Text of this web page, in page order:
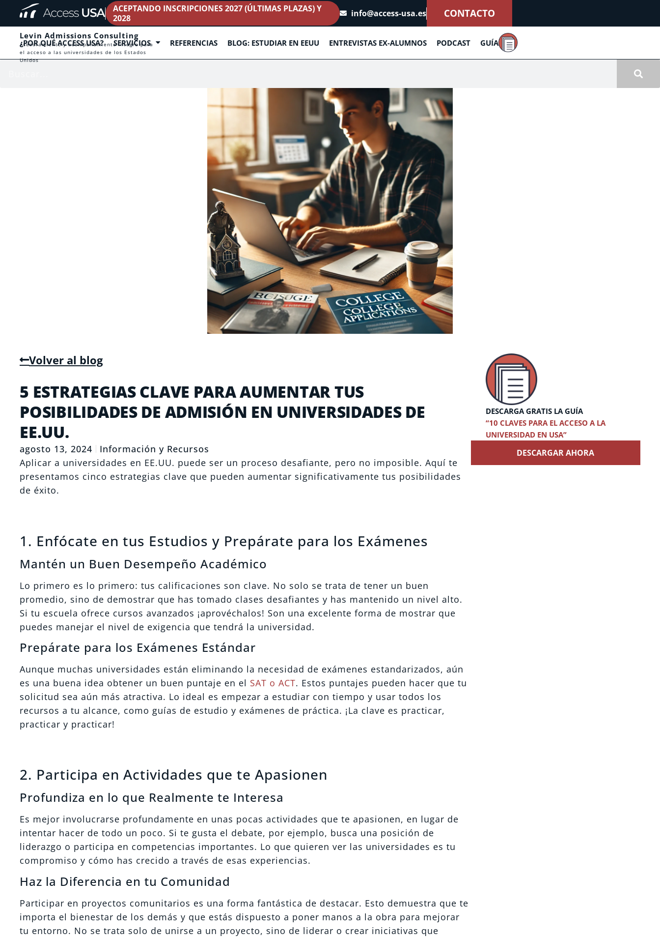
ACEPTANDO INSCRIPCIONES 2027 (ÚLTIMAS PLAZAS) Y
2028
info@access-usa.es CONTACTO
Levin Admissions Consulting
Asesoramiento y acompañamiento íntegro para
el acceso a las universidades de los Estados
Unidos
¿POR QUÉ ACCESS USA? SERVICIOS REFERENCIAS BLOG: ESTUDIAR EN EEUU ENTREVISTAS EX-ALUMNOS PODCAST GUÍA
Volver al blog
5 ESTRATEGIAS CLAVE PARA AUMENTAR TUS
POSIBILIDADES DE ADMISIÓN EN UNIVERSIDADES DE
EE.UU.
agosto 13, 2024
Información y Recursos
Aplicar a universidades en EE.UU. puede ser un proceso desafiante, pero no imposible. Aquí te
presentamos cinco estrategias clave que pueden aumentar significativamente tus posibilidades
de éxito.
1. Enfócate en tus Estudios y Prepárate para los Exámenes
Mantén un Buen Desempeño Académico
Lo primero es lo primero: tus calificaciones son clave. No solo se trata de tener un buen
promedio, sino de demostrar que has tomado clases desafiantes y has mantenido un nivel alto.
Si tu escuela ofrece cursos avanzados ¡aprovéchalos! Son una excelente forma de mostrar que
puedes manejar el nivel de exigencia que tendrá la universidad.
Prepárate para los Exámenes Estándar
Aunque muchas universidades están eliminando la necesidad de exámenes estandarizados, aún
es una buena idea obtener un buen puntaje en el SAT o ACT. Estos puntajes pueden hacer que tu
solicitud sea aún más atractiva. Lo ideal es empezar a estudiar con tiempo y usar todos los
recursos a tu alcance, como guías de estudio y exámenes de práctica. ¡La clave es practicar,
practicar y practicar!
2. Participa en Actividades que te Apasionen
Profundiza en lo que Realmente te Interesa
Es mejor involucrarse profundamente en unas pocas actividades que te apasionen, en lugar de
intentar hacer de todo un poco. Si te gusta el debate, por ejemplo, busca una posición de
liderazgo o participa en competencias importantes. Lo que quieren ver las universidades es tu
compromiso y cómo has crecido a través de esas experiencias.
Haz la Diferencia en tu Comunidad
Participar en proyectos comunitarios es una forma fantástica de destacar. Esto demuestra que te
importa el bienestar de los demás y que estás dispuesto a poner manos a la obra para mejorar
tu entorno. No se trata solo de unirse a un proyecto, sino de liderar o crear iniciativas que
DESCARGA GRATIS LA GUÍA
“10 CLAVES PARA EL ACCESO A LA
UNIVERSIDAD EN USA”
DESCARGAR AHORA